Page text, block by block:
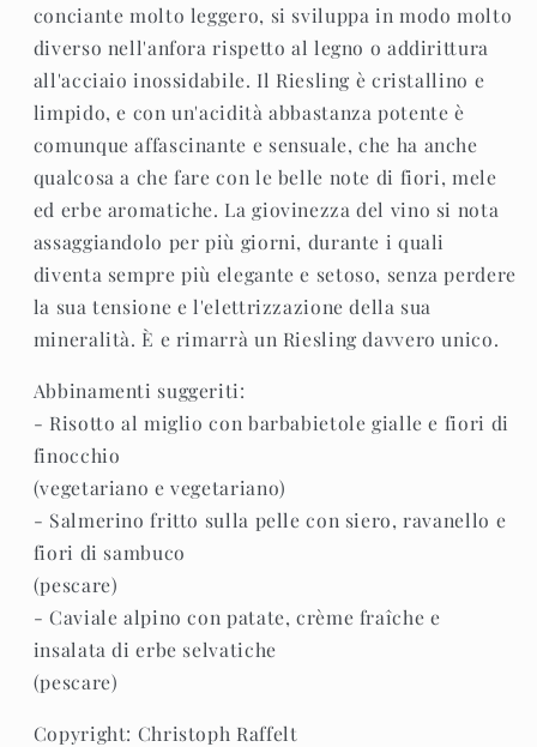
conciante molto leggero, si sviluppa in modo molto
diverso nell'anfora rispetto al legno o addirittura
all'acciaio inossidabile. Il Riesling è cristallino e
limpido, e con un'acidità abbastanza potente è
comunque affascinante e sensuale, che ha anche
qualcosa a che fare con le belle note di fiori, mele
ed erbe aromatiche. La giovinezza del vino si nota
assaggiandolo per più giorni, durante i quali
diventa sempre più elegante e setoso, senza perdere
la sua tensione e l'elettrizzazione della sua
mineralità. È e rimarrà un Riesling davvero unico.
Abbinamenti suggeriti:
- Risotto al miglio con barbabietole gialle e fiori di
finocchio
(vegetariano e vegetariano)
- Salmerino fritto sulla pelle con siero, ravanello e
fiori di sambuco
(pescare)
- Caviale alpino con patate, crème fraîche e
insalata di erbe selvatiche
(pescare)
Copyright: Christoph Raffelt